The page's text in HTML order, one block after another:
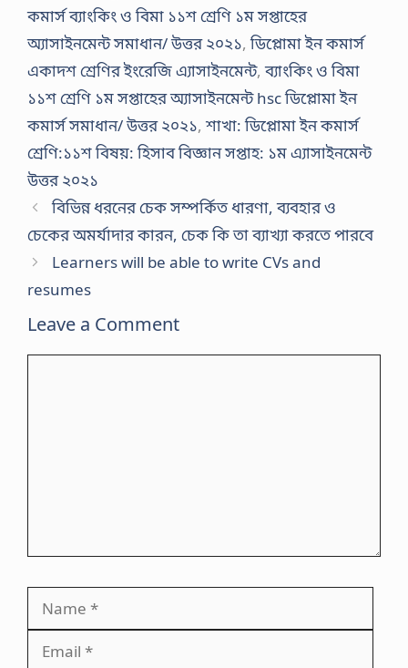
কমার্স ব্যাংকিং ও বিমা ১১শ শ্রেণি ১ম সপ্তাহের
অ্যাসাইনমেন্ট সমাধান/ উত্তর ২০২১,ডিপ্লোমা ইন কমার্স
একাদশ শ্রেণির ইংরেজি এ্যাসাইনমেন্ট,ব্যাংকিং ও বিমা
১১শ শ্রেণি ১ম সপ্তাহের অ্যাসাইনমেন্ট hsc ডিপ্লোমা ইন
কমার্স সমাধান/ উত্তর ২০২১, শাখা: ডিপ্লোমা ইন কমার্স
শ্রেণি:১১শ বিষয়: হিসাব বিজ্ঞান সপ্তাহ: ১ম এ্যাসাইনমেন্ট
উত্তর ২০২১
বিভিন্ন ধরনের চেক সম্পর্কিত ধারণা, ব্যবহার ও
চেকের অমর্যাদার কারন, চেক কি তা ব্যাখ্যা করতে পারবে
Learners will be able to write CVs and
resumes
Leave a Comment